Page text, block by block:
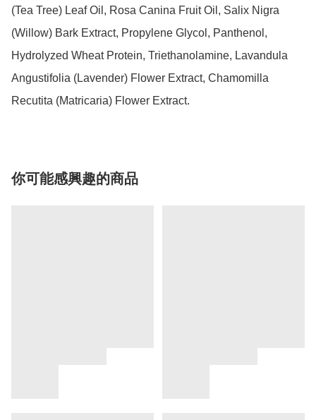
(Tea Tree) Leaf Oil, Rosa Canina Fruit Oil, Salix Nigra
(Willow) Bark Extract, Propylene Glycol, Panthenol,
Hydrolyzed Wheat Protein, Triethanolamine, Lavandula
Angustifolia (Lavender) Flower Extract, Chamomilla
Recutita (Matricaria) Flower Extract.
你可能感興趣的商品